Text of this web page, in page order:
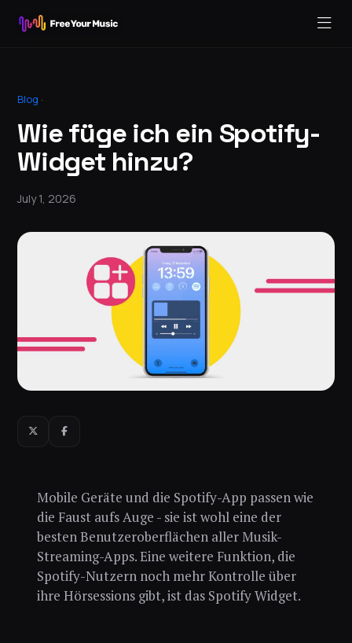
Blog ·
Wie füge ich ein Spotify-
Widget hinzu?
July 1, 2026
Mobile Geräte und die Spotify-App passen wie
die Faust aufs Auge - sie ist wohl eine der
besten Benutzeroberflächen aller Musik-
Streaming-Apps. Eine weitere Funktion, die
Spotify-Nutzern noch mehr Kontrolle über
ihre Hörsessions gibt, ist das Spotify Widget.